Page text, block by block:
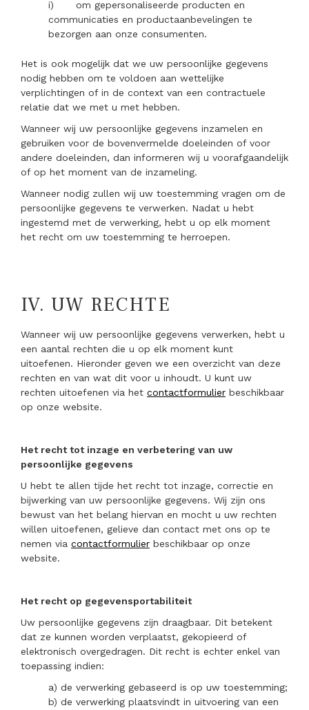
i)
om gepersonaliseerde producten en
communicaties en productaanbevelingen te
bezorgen aan onze consumenten.
Het is ook mogelijk dat we uw persoonlijke gegevens
nodig hebben om te voldoen aan wettelijke
verplichtingen of in de context van een contractuele
relatie dat we met u met hebben.
Wanneer wij uw persoonlijke gegevens inzamelen en
gebruiken voor de bovenvermelde doeleinden of voor
andere doeleinden, dan informeren wij u voorafgaandelijk
of op het moment van de inzameling.
Wanneer nodig zullen wij uw toestemming vragen om de
persoonlijke gegevens te verwerken. Nadat u hebt
ingestemd met de verwerking, hebt u op elk moment
het recht om uw toestemming te herroepen.
IV. UW RECHTE
Wanneer wij uw persoonlijke gegevens verwerken, hebt u
een aantal rechten die u op elk moment kunt
uitoefenen. Hieronder geven we een overzicht van deze
rechten en van wat dit voor u inhoudt. U kunt uw
rechten uitoefenen via het contactformulier beschikbaar
op onze website.
Het recht tot inzage en verbetering van uw
persoonlijke gegevens
U hebt te allen tijde het recht tot inzage, correctie en
bijwerking van uw persoonlijke gegevens. Wij zijn ons
bewust van het belang hiervan en mocht u uw rechten
willen uitoefenen, gelieve dan contact met ons op te
nemen via contactformulier beschikbaar op onze
website.
Het recht op gegevensportabiliteit
Uw persoonlijke gegevens zijn draagbaar. Dit betekent
dat ze kunnen worden verplaatst, gekopieerd of
elektronisch overgedragen. Dit recht is echter enkel van
toepassing indien:
a) de verwerking gebaseerd is op uw toestemming;
b) de verwerking plaatsvindt in uitvoering van een